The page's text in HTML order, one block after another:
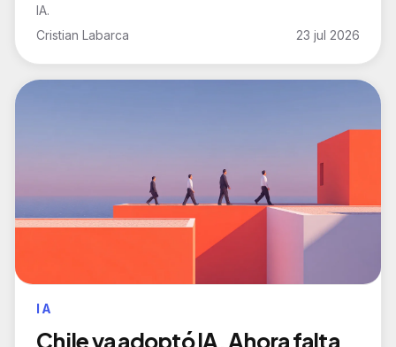
IA.
Cristian Labarca
23 jul 2026
IA
Chile ya adoptó IA. Ahora falta